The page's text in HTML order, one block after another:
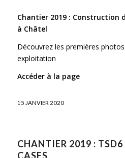
Chantier 2019 : Construction
à Châtel
Découvrez les premières
exploitation
Accéder à la page
15 JANVIER 2020
CHANTIER 2019 : TSD6
CASES